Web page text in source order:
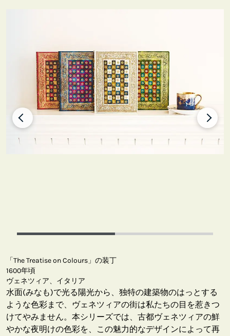
「The Treatise on Colours」の装丁
1600年頃
ヴェネツィア、イタリア
水面(みなも)で光る陽光から、独特の建築物のはっとする
ような色彩まで、ヴェネツィアの街は私たちの目を惹きつ
けてやみません。本シリーズでは、古都ヴェネツィアの鮮
やかな夜明けの色彩を、この魅力的なデザインによって再